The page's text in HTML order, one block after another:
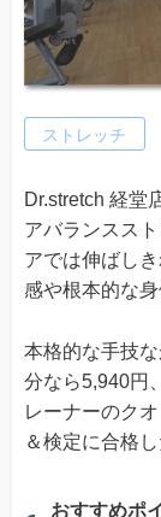
ストレッチ
Dr.stretch 経堂
アバランスス
アでは伸ばし
感や根本的な身
本格的な手技
分なら5,940円
レーナーのク
＆検定に合格
おすすめポ